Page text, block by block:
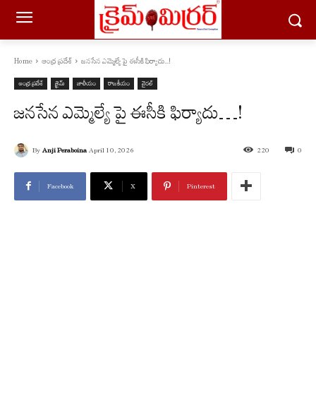
Home ఆంధ్ర ప్రదేశ్ జనసేన ఎమ్మెల్యే పై ఈసీకి ఫిర్యాదు...!
ఆంధ్ర ప్రదేశ్ క్రైమ్ జాతీయం రాజకీయం వైరల్
జనసేన ఎమ్మెల్యే పై ఈసీకి ఫిర్యాదు…!
By Anji Peraboina April 10, 2026 0
220
Facebook X Pinterest